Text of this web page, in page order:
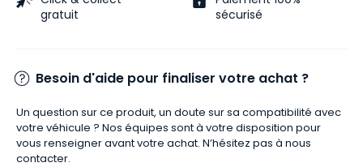
gratuit
sécurisé
Besoin d'aide pour finaliser votre achat ?
Un question sur ce produit, un doute sur sa compatibilité avec
votre véhicule ? Nos équipes sont à votre disposition pour
vous renseigner avant votre achat. N’hésitez pas à nous
contacter.